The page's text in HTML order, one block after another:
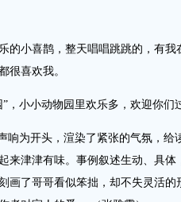
小喜鹊，整天唱唱跳跳的，有我
很喜欢我。
小小动物园里欢乐多，欢迎你们
为开头，渲染了紧张的气氛，给
来津津有味。事例叙述生动、具
画了哥哥看似笨拙，却不失灵活